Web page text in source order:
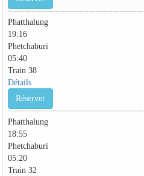
Phatthalung
19:16
Phetchaburi
05:40
Train 38
Détails
Réserver
Phatthalung
18:55
Phetchaburi
05:20
Train 32